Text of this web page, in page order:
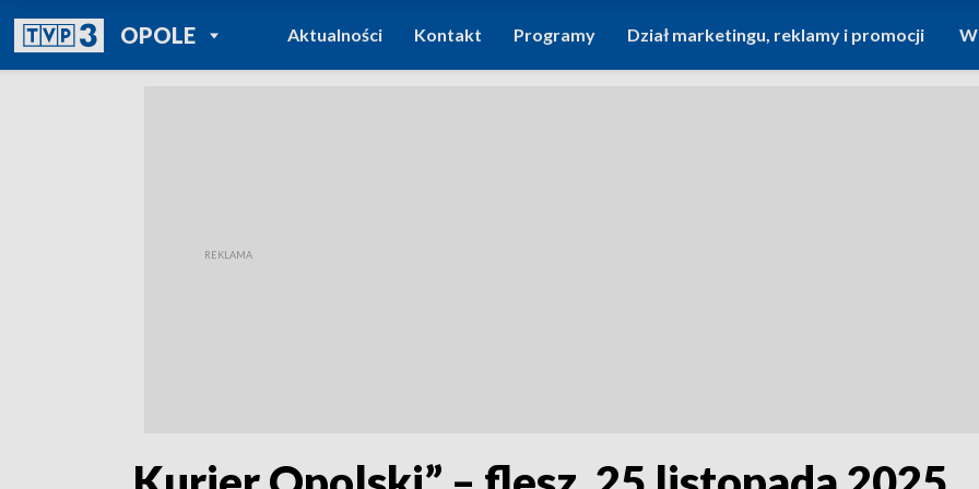
OPOLEPOWRÓT DO
TVP REGIONY
Aktualności Kontakt Programy Dział marketingu, reklamy i promocji